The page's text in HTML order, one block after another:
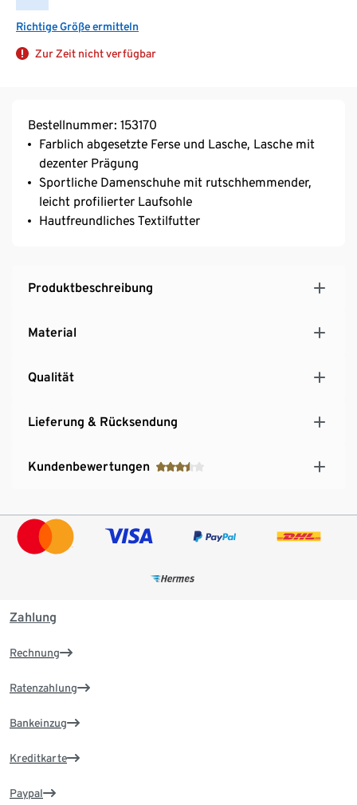
Richtige Größe ermitteln
Zur Zeit nicht verfügbar
Bestellnummer: 153170
Farblich abgesetzte Ferse und Lasche, Lasche mit
dezenter Prägung
Sportliche Damenschuhe mit rutschhemmender,
leicht profilierter Laufsohle
Hautfreundliches Textilfutter
Produktbeschreibung
Material
Qualität
Lieferung & Rücksendung
Kundenbewertungen
Zahlung
Rechnung
Ratenzahlung
Bankeinzug
Kreditkarte
Paypal